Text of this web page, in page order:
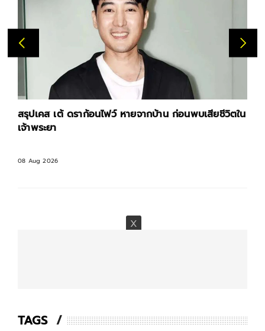
สังคมไทยวิกฤต! ‘บูลลี่’ เด็ก 91% ถูกกลั่นแกล้ง ติด
อันดับ 2 ของโลก รองจากญี่ปุ่น
08 Aug 2026
TAGS